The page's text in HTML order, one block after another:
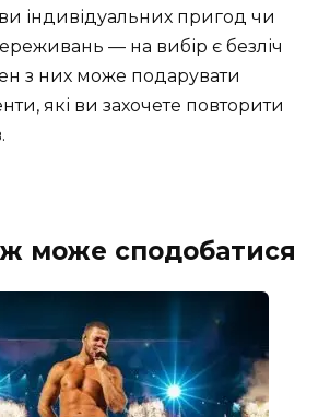
індивідуальних пригод чи
— на вибір є безліч
з них може подарувати
які ви захочете повторити
може сподобатися